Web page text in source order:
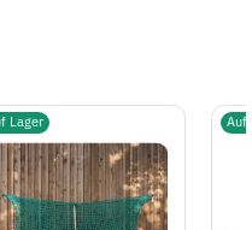
Lager Auf